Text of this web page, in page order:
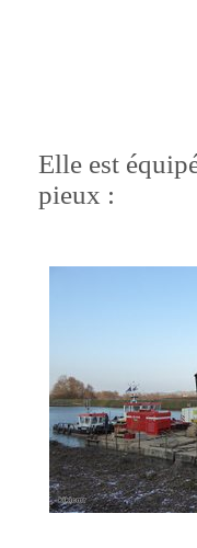
Elle est
pieux :